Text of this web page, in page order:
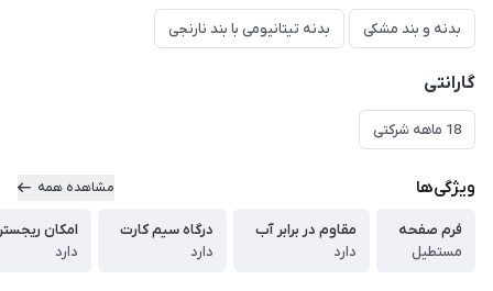
بدنه و بند مشکی بدنه تیتانیومی با بند نارنجی
گارانتی
18 ماهه شرکتی
ویژگی‌ها مشاهده همه
فرم صفحه
مستطیل
مقاوم در برابر آب
دارد
درگاه سیم کارت
دارد
امکان
دارد